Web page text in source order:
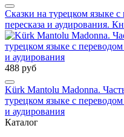
Сказки на турецком языке
пересказа и аудирования.
488 руб
Kürk Mantolu Madonna.
турецком языке с
и аудирования
Каталог